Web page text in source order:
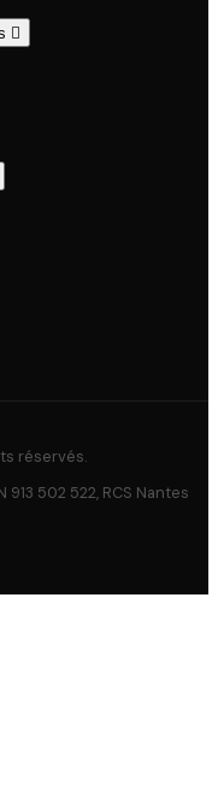

réservés.
502 522, RCS Nantes